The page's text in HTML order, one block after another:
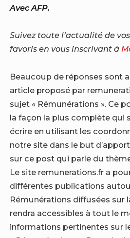
Avec AFP.
Suivez toute l’actualité de
favoris en vous inscrivant à
Beaucoup de réponses sont
article proposé par
sujet « Rémunérations ». Ce
la façon la plus complète qui
écrire en utilisant les
notre site dans le but
sur ce post qui parle du
Le site remunerations.fr a
différentes publications
Rémunérations diffusées sur
rendra accessibles à tout le
informations pertinentes sur